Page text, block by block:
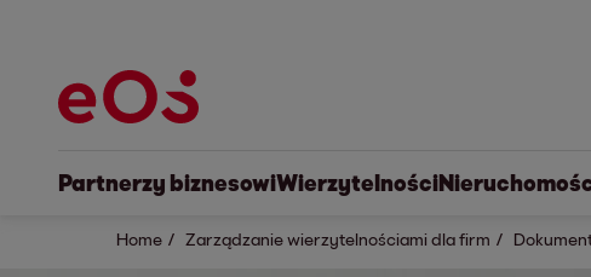
Partnerzy biznesowiWierzytelności
Home Zarządzanie wierzytelnościami dla firm